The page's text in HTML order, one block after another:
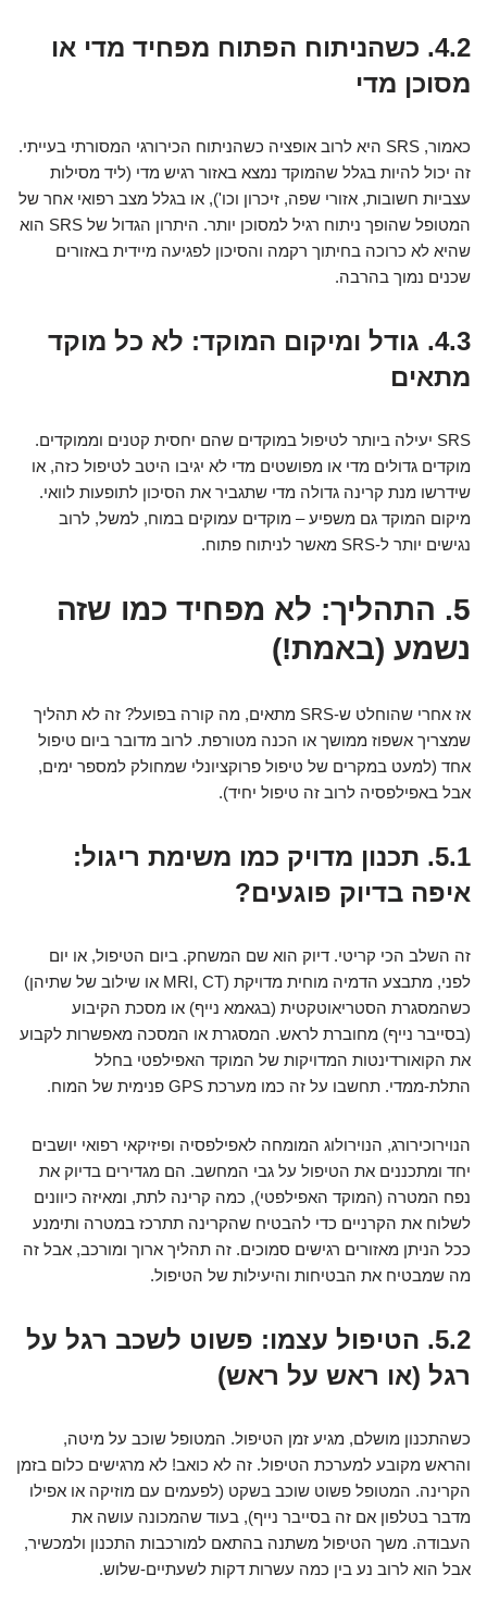
4.2. כשהניתוח הפתוח מפחיד מדי או
מסוכן מדי
כאמור, SRS היא לרוב אופציה כשהניתוח הכירורגי המסורתי בעייתי.
זה יכול להיות בגלל שהמוקד נמצא באזור רגיש מדי (ליד מסילות
עצביות חשובות, אזורי שפה, זיכרון וכו'), או בגלל מצב רפואי אחר של
המטופל שהופך ניתוח רגיל למסוכן יותר. היתרון הגדול של SRS הוא
שהיא לא כרוכה בחיתוך רקמה והסיכון לפגיעה מיידית באזורים
שכנים נמוך בהרבה.
4.3. גודל ומיקום המוקד: לא כל מוקד
מתאים
SRS יעילה ביותר לטיפול במוקדים שהם יחסית קטנים וממוקדים.
מוקדים גדולים מדי או מפושטים מדי לא יגיבו היטב לטיפול כזה, או
שידרשו מנת קרינה גדולה מדי שתגביר את הסיכון לתופעות לוואי.
מיקום המוקד גם משפיע – מוקדים עמוקים במוח, למשל, לרוב
נגישים יותר ל-SRS מאשר לניתוח פתוח.
5. התהליך: לא מפחיד כמו שזה
נשמע (באמת!)
אז אחרי שהוחלט ש-SRS מתאים, מה קורה בפועל? זה לא תהליך
שמצריך אשפוז ממושך או הכנה מטורפת. לרוב מדובר ביום טיפול
אחד (למעט במקרים של טיפול פרוקציונלי שמחולק למספר ימים,
אבל באפילפסיה לרוב זה טיפול יחיד).
5.1. תכנון מדויק כמו משימת ריגול:
איפה בדיוק פוגעים?
זה השלב הכי קריטי. דיוק הוא שם המשחק. ביום הטיפול, או יום
לפני, מתבצע הדמיה מוחית מדויקת (MRI, CT או שילוב של שתיהן)
כשהמסגרת הסטריאוטקטית (בגאמא נייף) או מסכת הקיבוע
(בסייבר נייף) מחוברת לראש. המסגרת או המסכה מאפשרות לקבוע
את הקואורדינטות המדויקות של המוקד האפילפטי בחלל
התלת-ממדי. תחשבו על זה כמו מערכת GPS פנימית של המוח.
הנוירוכירורג, הנוירולוג המומחה לאפילפסיה ופיזיקאי רפואי יושבים
יחד ומתכננים את הטיפול על גבי המחשב. הם מגדירים בדיוק את
נפח המטרה (המוקד האפילפטי), כמה קרינה לתת, ומאיזה כיוונים
לשלוח את הקרניים כדי להבטיח שהקרינה תתרכז במטרה ותימנע
ככל הניתן מאזורים רגישים סמוכים. זה תהליך ארוך ומורכב, אבל זה
מה שמבטיח את הבטיחות והיעילות של הטיפול.
5.2. הטיפול עצמו: פשוט לשכב רגל על
רגל (או ראש על ראש)
כשהתכנון מושלם, מגיע זמן הטיפול. המטופל שוכב על מיטה,
והראש מקובע למערכת הטיפול. זה לא כואב! לא מרגישים כלום בזמן
הקרינה. המטופל פשוט שוכב בשקט (לפעמים עם מוזיקה או אפילו
מדבר בטלפון אם זה בסייבר נייף), בעוד שהמכונה עושה את
העבודה. משך הטיפול משתנה בהתאם למורכבות התכנון ולמכשיר,
אבל הוא לרוב נע בין כמה עשרות דקות לשעתיים-שלוש.